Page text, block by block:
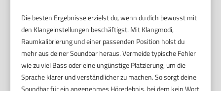
Die besten Ergebnisse erzielst du, wenn du dich bewusst mit
den Klangeinstellungen beschäftigst. Mit Klangmodi,
Raumkalibrierung und einer passenden Position holst du
mehr aus deiner Soundbar heraus. Vermeide typische Fehler
wie zu viel Bass oder eine ungünstige Platzierung, um die
Sprache klarer und verständlicher zu machen. So sorgt deine
Soundbar für ein angenehmes Hörerlebnis, bei dem kein Wort